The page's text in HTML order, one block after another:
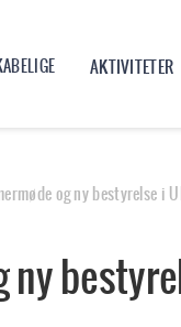
AKTIVITETER
og ny bestyrelse i